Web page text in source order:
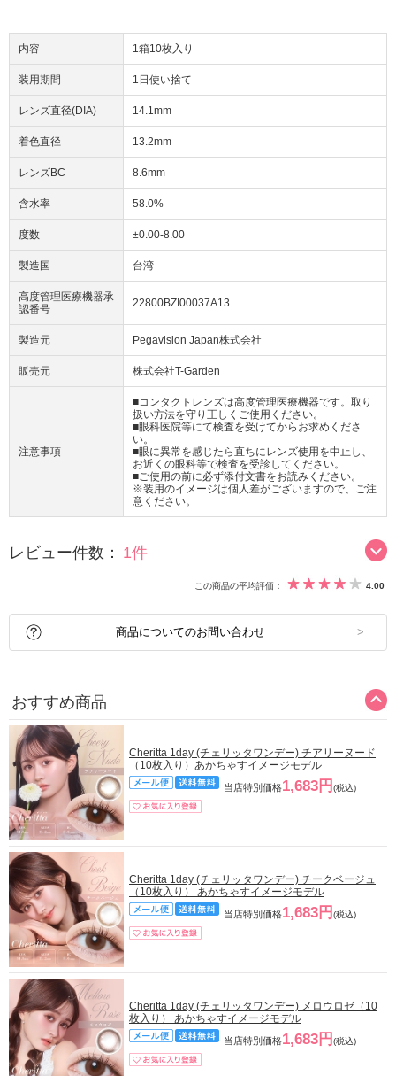
内容 1箱10枚入り
装用期間 1日使い捨て
レンズ直径(DIA) 14.1mm
着色直径 13.2mm
レンズBC 8.6mm
含水率 58.0%
度数 ±0.00-8.00
製造国 台湾
高度管理医療機器承
認番号
22800BZI00037A13
製造元 Pegavision Japan株式会社
販売元 株式会社T-Garden
注意事項
■コンタクトレンズは高度管理医療機器です。取り
扱い方法を守り正しくご使用ください。
■眼科医院等にて検査を受けてからお求めくださ
い。
■眼に異常を感じたら直ちにレンズ使用を中止し、
お近くの眼科等で検査を受診してください。
■ご使用の前に必ず添付文書をお読みください。
※装用のイメージは個人差がございますので、ご注
意ください。
レビュー件数： 1件
この商品の平均評価： 4.00
商品についてのお問い合わせ
おすすめ商品
Cheritta 1day (チェリッタワンデー) チアリーヌード
（10枚入り）あかちゃすイメージモデル
当店特別価格1,683円 (税込)
Cheritta 1day (チェリッタワンデー) チークベージュ
（10枚入り） あかちゃすイメージモデル
当店特別価格1,683円 (税込)
Cheritta 1day (チェリッタワンデー) メロウロゼ（10
枚入り） あかちゃすイメージモデル
当店特別価格1,683円 (税込)